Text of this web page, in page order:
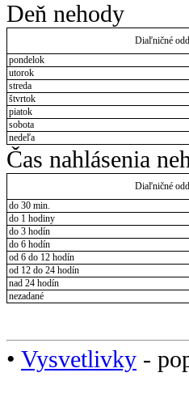
Deň nehody
Diaľničné
pondelok
utorok
streda
štvrtok
piatok
sobota
nedeľa
Čas nahlásenia
Diaľničné
do 30 min.
do 1 hodiny
do 3 hodín
do 6 hodín
od 6 do 12 hodín
od 12 do 24 hodín
nad 24 hodín
nezadané
• Vysvetlivky -